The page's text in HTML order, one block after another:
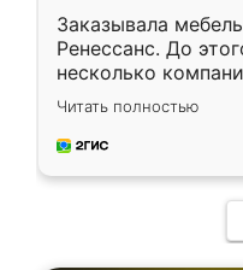
Заказывала
Ренессанс. До
несколько
эту. Сначала
приехал
и снял размеры.
мебель сразу
каких-либо
довольна, все
Читать полностью